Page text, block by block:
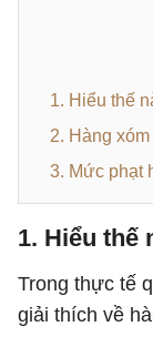
1. Hiểu thế
2. Hàng
3. Mức phạt
1. Hiểu thế
Trong thực tế
giải thích về